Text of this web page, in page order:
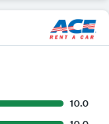
10.0